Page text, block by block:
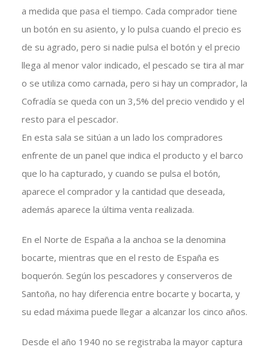
a medida que pasa el tiempo. Cada comprador tiene
un botón en su asiento, y lo pulsa cuando el precio es
de su agrado, pero si nadie pulsa el botón y el precio
llega al menor valor indicado, el pescado se tira al mar
o se utiliza como carnada, pero si hay un comprador, la
Cofradía se queda con un 3,5% del precio vendido y el
resto para el pescador.
En esta sala se sitúan a un lado los compradores
enfrente de un panel que indica el producto y el barco
que lo ha capturado, y cuando se pulsa el botón,
aparece el comprador y la cantidad que deseada,
además aparece la última venta realizada.
En el Norte de España a la anchoa se la denomina
bocarte, mientras que en el resto de España es
boquerón. Según los pescadores y conserveros de
Santoña, no hay diferencia entre bocarte y bocarta, y
su edad máxima puede llegar a alcanzar los cinco años.
Desde el año 1940 no se registraba la mayor captura